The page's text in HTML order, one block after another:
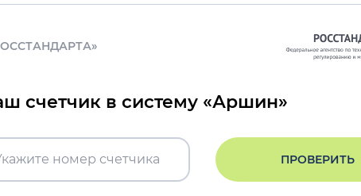
счетчик в систему «Аршин»
ПРОВЕРИТЬ